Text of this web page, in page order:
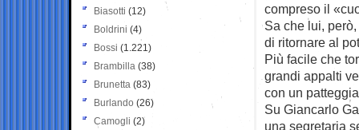
compreso il
Sa che lui,
di ritornare al
Più facile che
grandi appalti
con un
Su Giancarlo
una segretaria
Biasotti (12)
Boldrini (4)
Bossi (1.221)
Brambilla (38)
Brunetta (83)
Burlando (26)
Camogli (2)